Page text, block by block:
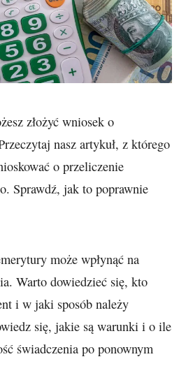
złożyć wniosek o
nasz artykuł, z którego
o przeliczenie
Sprawdź, jak to poprawnie
może wpłynąć na
Warto dowiedzieć się, kto
i w jaki sposób należy
się, jakie są warunki i o ile
świadczenia po ponownym